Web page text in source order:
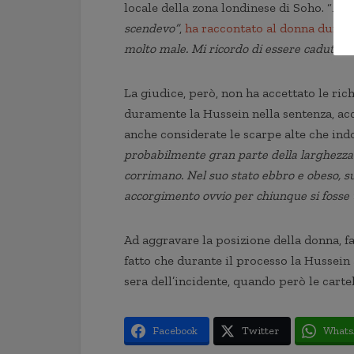
locale della zona londinese di Soho. “Era
scendevo”, ha raccontato al donna
molto male. Mi ricordo di essere caduta
La giudice, però, non ha accettato le
duramente la Hussein nella sentenza,
anche considerate le scarpe alte che
probabilmente gran parte della
corrimano. Nel suo stato ebbro e obeso,
accorgimento ovvio per chiunque si
Ad aggravare la posizione della donna,
fatto che durante il processo la
sera dell’incidente, quando però le
Facebook Twitter